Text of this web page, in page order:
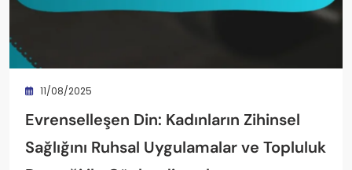
11/08/2025
Evrenselleşen Din: Kadınların Zihinsel
Sağlığını Ruhsal Uygulamalar ve Topluluk